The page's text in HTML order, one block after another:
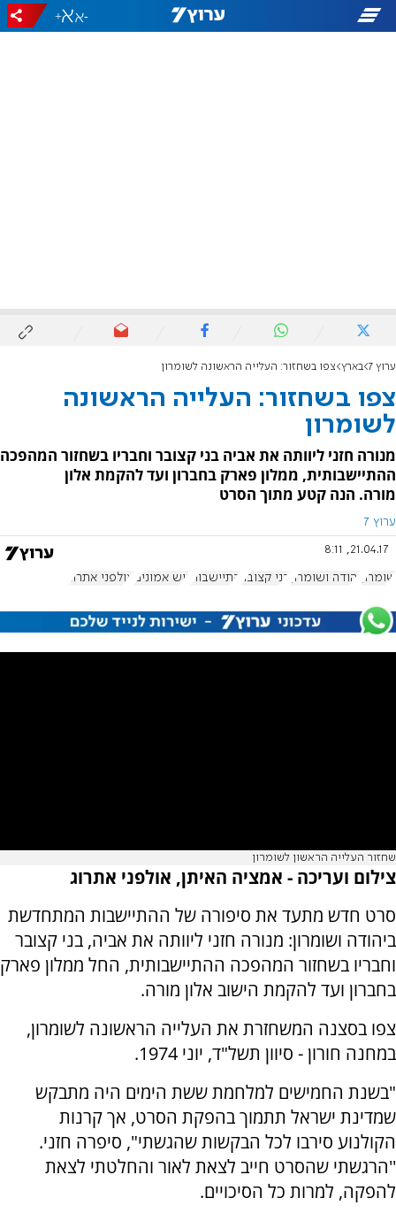
-
+
ערוץ 7 בארץ צפו בשחזור: העלייה הראשונה לשומרון
צפו בשחזור: העלייה הראשונה
לשומרון
מנורה חזני ליוותה את אביה בני קצובר וחבריו בשחזור המהפכה
ההתיישבותית, ממלון פארק בחברון ועד להקמת אלון
מורה. הנה קטע מתוך הסרט
ערוץ 7
21.04.17, 8:11
שומרון יהודה ושומרון בני קצובר התיישבות גוש אמונים אולפני אתרוג
שחזור העלייה הראשון לשומרון
צילום ועריכה - אמציה האיתן, אולפני אתרוג
סרט חדש מתעד את סיפורה של ההתיישבות המתחדשת
ביהודה ושומרון: מנורה חזני ליוותה את אביה, בני קצובר
וחבריו בשחזור המהפכה ההתיישבותית, החל ממלון פארק
בחברון ועד להקמת הישוב אלון מורה.
צפו בסצנה המשחזרת את העלייה הראשונה לשומרון,
במחנה חורון - סיוון תשל"ד, יוני 1974.
"בשנת החמישים למלחמת ששת הימים היה מתבקש
שמדינת ישראל תתמוך בהפקת הסרט, אך קרנות
הקולנוע סירבו לכל הבקשות שהגשתי", סיפרה חזני.
''הרגשתי שהסרט חייב לצאת לאור והחלטתי לצאת
להפקה, למרות כל הסיכויים.